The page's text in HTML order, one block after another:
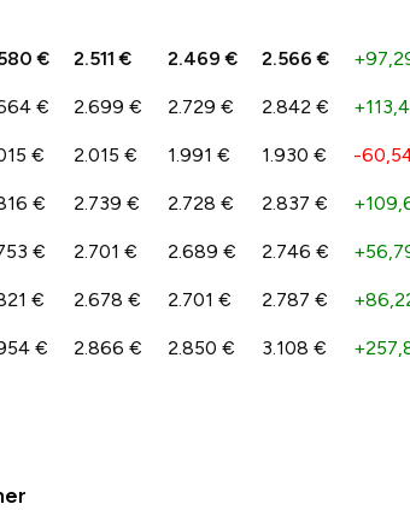
€ 2.511 € 2.469 € 2.566 €
€ 2.699 € 2.729 € 2.842 €
€ 2.015 € 1.991 € 1.930 € -
€ 2.739 € 2.728 € 2.837 €
€ 2.701 € 2.689 € 2.746 €
€ 2.678 € 2.701 € 2.787 €
€ 2.866 € 2.850 € 3.108 €